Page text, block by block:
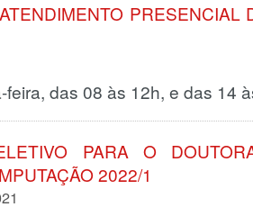
PRESENCIAL
das 08 às 12h, e das 14
PARA O
2022/1